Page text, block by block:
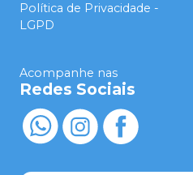
Política de Privacidade -
LGPD
Acompanhe nas
Redes Sociais